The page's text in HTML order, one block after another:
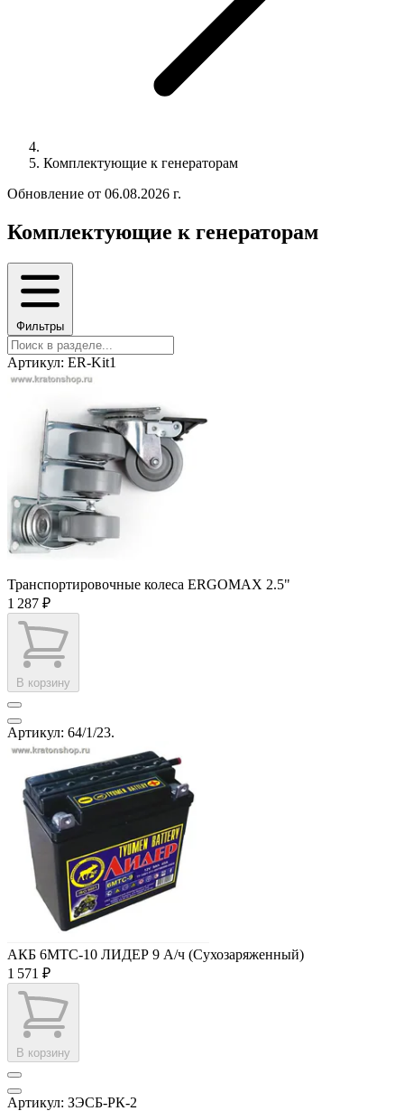
Комплектующие к генераторам
Обновление от 06.08.2026 г.
Комплектующие к генераторам
Фильтры
Артикул: ER-Kit1
Транспортировочные колеса ERGOMAX 2.5"
1 287 ₽
В корзину
Артикул: 64/1/23.
АКБ 6МТС-10 ЛИДЕР 9 А/ч (Сухозаряженный)
1 571 ₽
В корзину
Артикул: ЗЭСБ-РК-2